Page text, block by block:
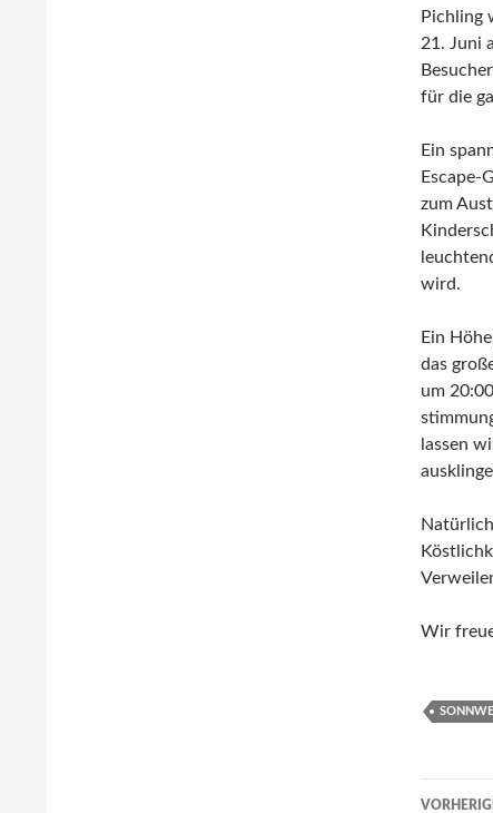
Pichling
21. Juni
für die
Ein
Escape-
zum
wird.
Ein
das
um
lassen
Wir